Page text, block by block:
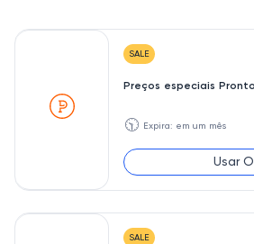
SALE
Preços especiais
🕥 Expira: em um mês
Usar
SALE